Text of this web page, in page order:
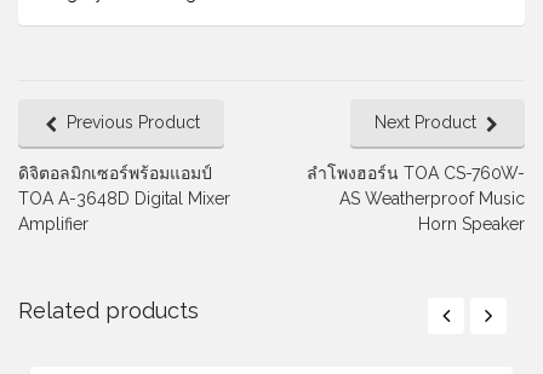
Previous Product
ดิจิตอลมิกเซอร์พร้อมแอมป์
TOA A-3648D Digital Mixer
Amplifier
Next Product
ลำโพงฮอร์น TOA CS-760W-
AS Weatherproof Music
Horn Speaker
Related products